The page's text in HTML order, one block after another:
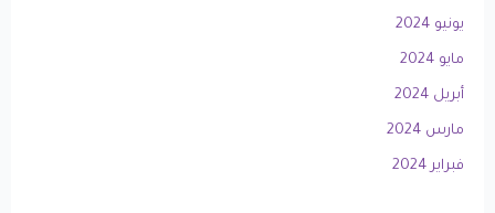
يونيو 2024
مايو 2024
أبريل 2024
مارس 2024
فبراير 2024